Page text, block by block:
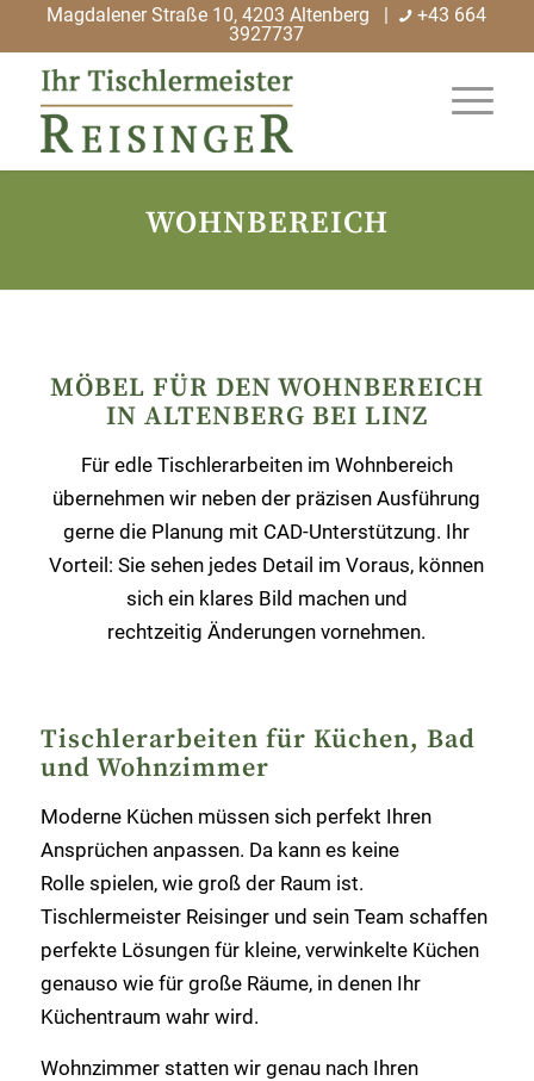
Magdalener Straße 10, 4203 Altenberg |
+43 664
3927737
WOHNBEREICH
MÖBEL FÜR DEN WOHNBEREICH
IN ALTENBERG BEI LINZ
Für edle Tischlerarbeiten im Wohnbereich
übernehmen wir neben der präzisen Ausführung
gerne die Planung mit CAD-Unterstützung. Ihr
Vorteil: Sie sehen jedes Detail im Voraus, können
sich ein klares Bild machen und
rechtzeitig Änderungen vornehmen.
Tischlerarbeiten für Küchen, Bad
und Wohnzimmer
Moderne Küchen müssen sich perfekt Ihren
Ansprüchen anpassen. Da kann es keine
Rolle spielen, wie groß der Raum ist.
Tischlermeister Reisinger und sein Team schaffen
perfekte Lösungen für kleine, verwinkelte Küchen
genauso wie für große Räume, in denen Ihr
Küchentraum wahr wird.
Wohnzimmer statten wir genau nach Ihren